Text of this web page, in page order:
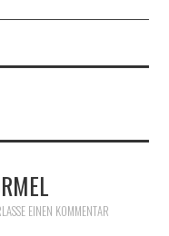
EINEN KOMMENTAR